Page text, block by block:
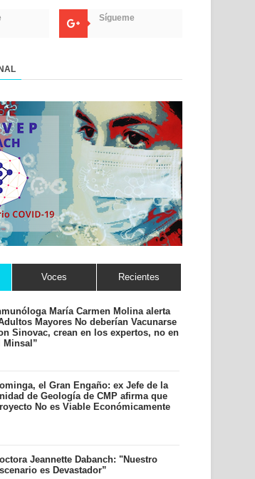
Sígueme
Voces Recientes
María Carmen Molina alerta
Mayores No deberían Vacunarse
Sinovac, crean en los expertos, no en
Minsal”
el Gran Engaño: ex Jefe de la
de Geología de CMP afirma que
No es Viable Económicamente
Jeannette Dabanch: "Nuestro
es Devastador”